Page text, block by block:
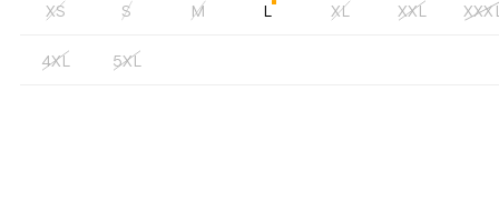
XS S M L XL XXL
4XL 5XL